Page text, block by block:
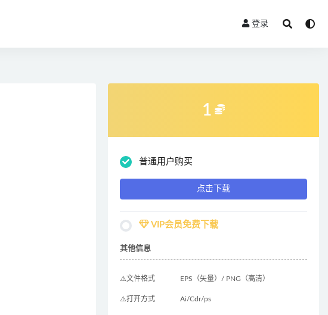
登录
1
普通用户购买
点击下载
VIP会员免费下载
其他信息
⚠️文件格式 EPS（矢量）/ PNG（高清）
⚠️打开方式 Ai/Cdr/ps